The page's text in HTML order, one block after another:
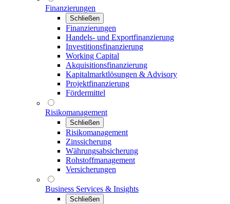
Finanzierungen
Schließen
Finanzierungen
Handels- und Exportfinanzierung
Investitionsfinanzierung
Working Capital
Akquisitionsfinanzierung
Kapitalmarktlösungen & Advisory
Projektfinanzierung
Fördermittel
Risikomanagement
Schließen
Risikomanagement
Zinssicherung
Währungsabsicherung
Rohstoffmanagement
Versicherungen
Business Services & Insights
Schließen